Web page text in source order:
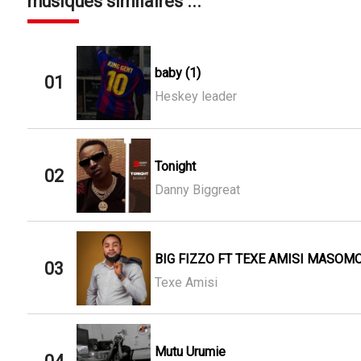
01
baby (1)
Heskey leader
02
Tonight
Danny Biggreat
03
BIG FIZZO FT TEXE AMISI
Texe Amisi
Mutu Urumie